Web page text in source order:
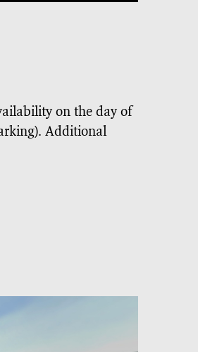
on the day of
Additional